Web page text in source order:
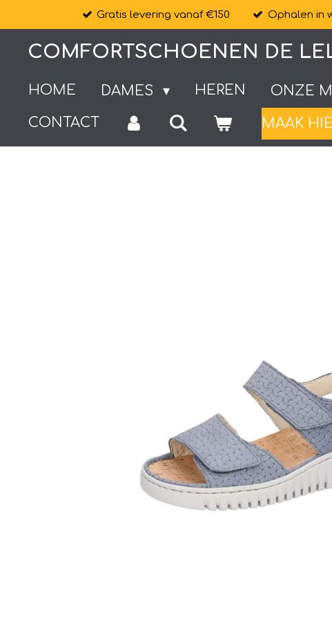
hoofdinhoud
Gratis levering vanaf €150 Ophalen in
COMFORTSCHOENEN DE
HOME DAMES HEREN ONZE
CONTACT MAAK